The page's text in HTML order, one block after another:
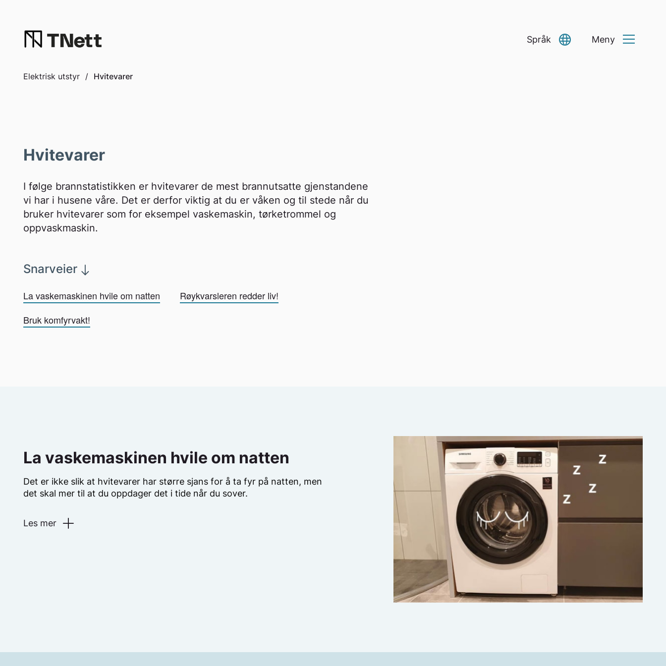
Språk
Select Language ▼
Meny
Elektrisk utstyr / Hvitevarer
Hvitevarer
I følge brannstatistikken er hvitevarer de mest brannutsatte gjenstandene
vi har i husene våre. Det er derfor viktig at du er våken og til stede når du
bruker hvitevarer som for eksempel vaskemaskin, tørketrommel og
oppvaskmaskin.
Snarveier
La vaskemaskinen hvile om natten
Røykvarsleren redder liv!
Bruk komfyrvakt!
La vaskemaskinen hvile om natten
Det er ikke slik at hvitevarer har større sjans for å ta fyr på natten, men
det skal mer til at du oppdager det i tide når du sover.
Les mer
inneholder også mye elektronikk, varmelementer, vifter og motorer.Det